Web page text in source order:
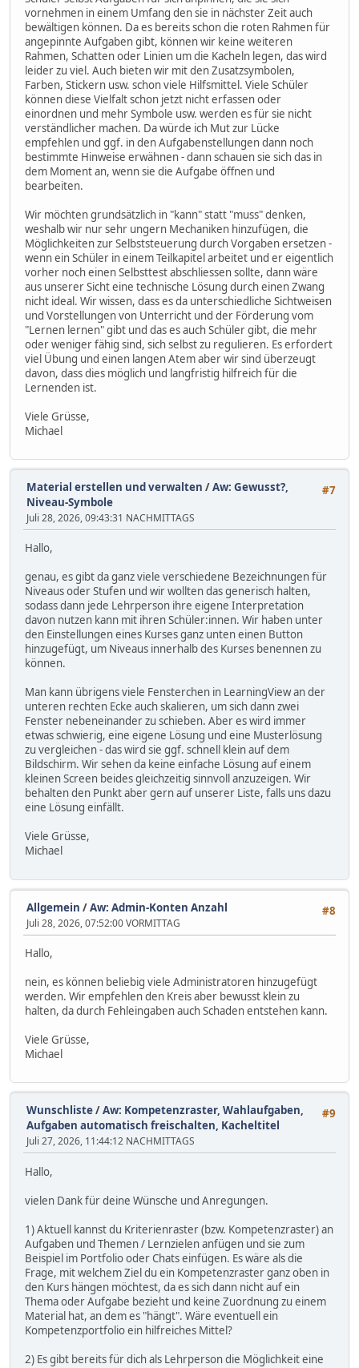
vornehmen in einem Umfang den sie in nächster Zeit auch
bewältigen können. Da es bereits schon die roten Rahmen für
angepinnte Aufgaben gibt, können wir keine weiteren
Rahmen, Schatten oder Linien um die Kacheln legen, das wird
leider zu viel. Auch bieten wir mit den Zusatzsymbolen,
Farben, Stickern usw. schon viele Hilfsmittel. Viele Schüler
können diese Vielfalt schon jetzt nicht erfassen oder
einordnen und mehr Symbole usw. werden es für sie nicht
verständlicher machen. Da würde ich Mut zur Lücke
empfehlen und ggf. in den Aufgabenstellungen dann noch
bestimmte Hinweise erwähnen - dann schauen sie sich das in
dem Moment an, wenn sie die Aufgabe öffnen und
bearbeiten.
Wir möchten grundsätzlich in "kann" statt "muss" denken,
weshalb wir nur sehr ungern Mechaniken hinzufügen, die
Möglichkeiten zur Selbststeuerung durch Vorgaben ersetzen -
wenn ein Schüler in einem Teilkapitel arbeitet und er eigentlich
vorher noch einen Selbsttest abschliessen sollte, dann wäre
aus unserer Sicht eine technische Lösung durch einen Zwang
nicht ideal. Wir wissen, dass es da unterschiedliche Sichtweisen
und Vorstellungen von Unterricht und der Förderung vom
"Lernen lernen" gibt und das es auch Schüler gibt, die mehr
oder weniger fähig sind, sich selbst zu regulieren. Es erfordert
viel Übung und einen langen Atem aber wir sind überzeugt
davon, dass dies möglich und langfristig hilfreich für die
Lernenden ist.
Viele Grüsse,
Michael
#7
Material erstellen und verwalten /Aw: Gewusst?,
Niveau-Symbole
Juli 28, 2026, 09:43:31 NACHMITTAGS
Hallo,
genau, es gibt da ganz viele verschiedene Bezeichnungen für
Niveaus oder Stufen und wir wollten das generisch halten,
sodass dann jede Lehrperson ihre eigene Interpretation
davon nutzen kann mit ihren Schüler:innen. Wir haben unter
den Einstellungen eines Kurses ganz unten einen Button
hinzugefügt, um Niveaus innerhalb des Kurses benennen zu
können.
Man kann übrigens viele Fensterchen in LearningView an der
unteren rechten Ecke auch skalieren, um sich dann zwei
Fenster nebeneinander zu schieben. Aber es wird immer
etwas schwierig, eine eigene Lösung und eine Musterlösung
zu vergleichen - das wird sie ggf. schnell klein auf dem
Bildschirm. Wir sehen da keine einfache Lösung auf einem
kleinen Screen beides gleichzeitig sinnvoll anzuzeigen. Wir
behalten den Punkt aber gern auf unserer Liste, falls uns dazu
eine Lösung einfällt.
Viele Grüsse,
Michael
#8
Allgemein /Aw: Admin-Konten Anzahl
Juli 28, 2026, 07:52:00 VORMITTAG
Hallo,
nein, es können beliebig viele Administratoren hinzugefügt
werden. Wir empfehlen den Kreis aber bewusst klein zu
halten, da durch Fehleingaben auch Schaden entstehen kann.
Viele Grüsse,
Michael
#9
Wunschliste/Aw: Kompetenzraster, Wahlaufgaben,
Aufgaben automatisch freischalten, Kacheltitel
Juli 27, 2026, 11:44:12 NACHMITTAGS
Hallo,
vielen Dank für deine Wünsche und Anregungen.
1) Aktuell kannst du Kriterienraster (bzw. Kompetenzraster) an
Aufgaben und Themen / Lernzielen anfügen und sie zum
Beispiel im Portfolio oder Chats einfügen. Es wäre als die
Frage, mit welchem Ziel du ein Kompetenzraster ganz oben in
den Kurs hängen möchtest, da es sich dann nicht auf ein
Thema oder Aufgabe bezieht und keine Zuordnung zu einem
Material hat, an dem es "hängt". Wäre eventuell ein
Kompetenzportfolio ein hilfreiches Mittel?
2) Es gibt bereits für dich als Lehrperson die Möglichkeit eine